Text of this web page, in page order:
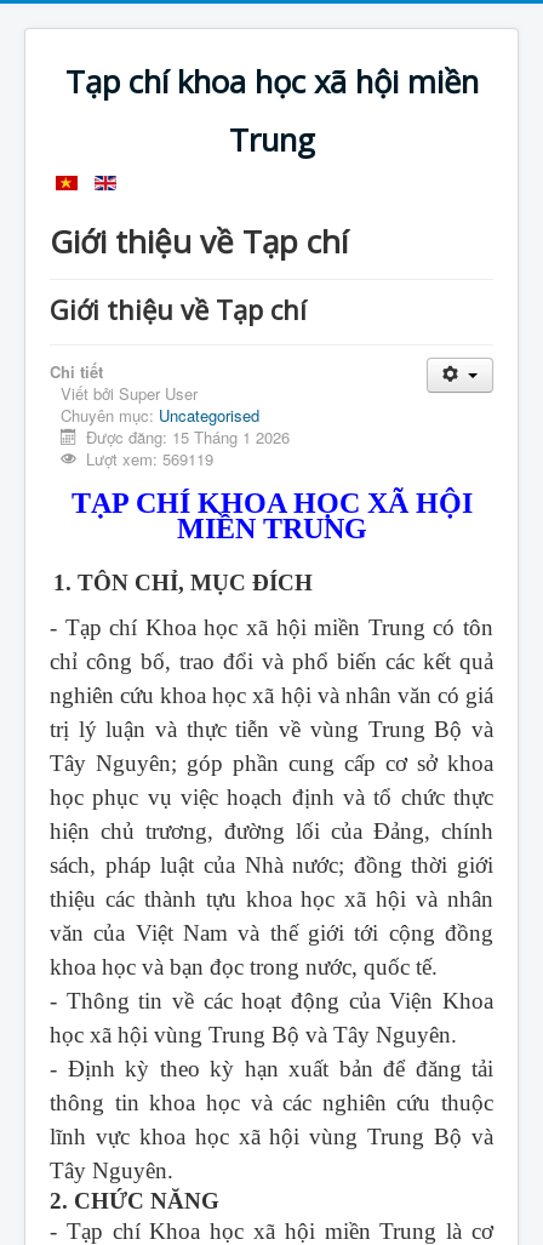
Tạp chí khoa học xã hội miền
Trung
Giới thiệu về Tạp chí
Giới thiệu về Tạp chí
Chi tiết
Viết bởi Super User
Chuyên mục: Uncategorised
Được đăng: 15 Tháng 1 2026
Lượt xem: 569119
TẠP CHÍ KHOA HỌC XÃ HỘI
MIỀN TRUNG
1. TÔN CHỈ, MỤC ĐÍCH
- Tạp chí Khoa học xã hội miền Trung có tôn
chỉ công bố, trao đổi và phổ biến các kết quả
nghiên cứu khoa học xã hội và nhân văn có giá
trị lý luận và thực tiễn về vùng Trung Bộ và
Tây Nguyên; góp phần cung cấp cơ sở khoa
học phục vụ việc hoạch định và tổ chức thực
hiện chủ trương, đường lối của Đảng, chính
sách, pháp luật của Nhà nước; đồng thời giới
thiệu các thành tựu khoa học xã hội và nhân
văn của Việt Nam và thế giới tới cộng đồng
khoa học và bạn đọc trong nước, quốc tế.
- Thông tin về các hoạt động của Viện Khoa
học xã hội vùng Trung Bộ và Tây Nguyên.
- Định kỳ theo kỳ hạn xuất bản để đăng tải
thông tin khoa học và các nghiên cứu thuộc
lĩnh vực khoa học xã hội vùng Trung Bộ và
Tây Nguyên.
2. CHỨC NĂNG
- Tạp chí Khoa học xã hội miền Trung là cơ